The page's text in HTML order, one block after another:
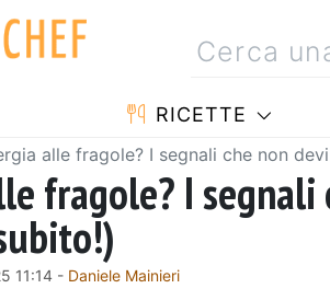
RICETTE
alle fragole? I segnali che non
fragole? I segnali
11:14 - Daniele Mainieri